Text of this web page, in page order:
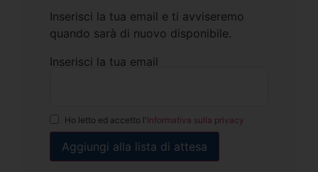
Inserisci la tua email e ti avviseremo
quando sarà di nuovo disponibile.
Inserisci la tua email
Ho letto ed accetto l'Informativa sulla privacy